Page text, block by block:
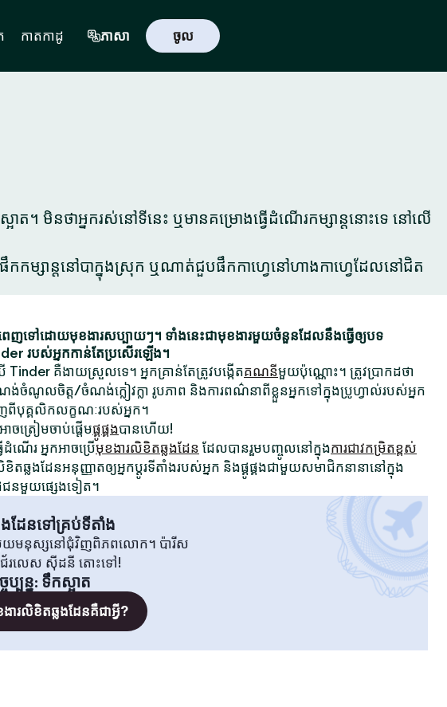
កាតកាដូ ភាសា ចូល
មិនថាអ្នករស់នៅទីនេះ ឬមានគម្រោងធ្វើដំណើរកម្សាន្តនោះទេ នៅលើ
ម្សាន្តនៅបាក្នុងស្រុក ឬណាត់ជួបផឹកកាហ្វេនៅហាងកាហ្វេដែលនៅជិត
េញទៅដោយមុខងារសប្បាយៗ។ ទាំងនេះជាមុខងារមួយចំនួនដែលនឹងធ្វើឲ្យបទ
របស់អ្នកកាន់តែប្រសើរឡើង។
Tinder គឺងាយស្រួលទេ។ អ្នកគ្រាន់តែត្រូវបង្កើតគណនីមួយប៉ុណ្ណោះ។ ត្រូវប្រាកដថា
ចំណូលចិត្ត/ចំណង់ក្លៀវក្លា រូបភាព និងការពណ៌នាពីខ្លួនអ្នកទៅក្នុងប្រូហ្វាល់របស់អ្នក
ញពីបុគ្គលិកលក្ខណៈរបស់អ្នក។
ាចត្រៀមចាប់ផ្តើមផ្គូផ្គងបានហើយ!
ដំណើរ អ្នកអាចប្រើមុខងារលិខិតឆ្លងដែន ដែលបានរួមបញ្ចូលនៅក្នុងការជាវកម្រិតខ្ពស់
ឆ្លងដែនអនុញ្ញាតឲ្យអ្នកប្តូរទីតាំងរបស់អ្នក និងផ្គូផ្គងជាមួយសមាជិកនានានៅក្នុង
ជនមួយផ្សេងទៀត។
ដែនទៅគ្រប់ទីតាំង
មួយមនុស្សនៅជុំវិញពិភពលោក។ ប៉ារីស
រលេស ស៊ីដនី តោះទៅ!
ប្បន្ន: ទឹកស្អាត
ារលិខិតឆ្លងដែនគឺជាអ្វី?